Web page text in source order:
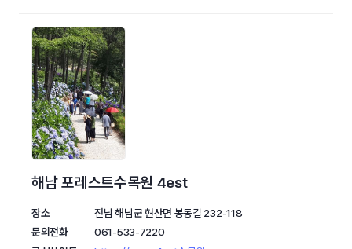
해남 포레스트수목원 4est
장소
전남 해남군 현산면 봉동길 232-118
문의전화
061-533-7220